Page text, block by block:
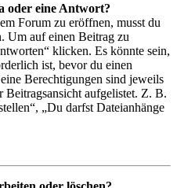
oder eine Antwort?
Forum zu eröffnen, musst du
Um auf einen Beitrag zu
klicken. Es könnte sein,
ist, bevor du einen
Berechtigungen sind jeweils
Beitragsansicht aufgelistet. Z. B.
„Du darfst Dateianhänge